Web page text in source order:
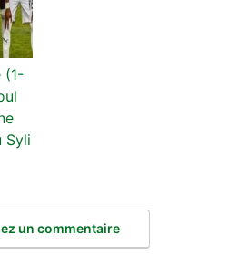
(1-
Syli
un commentaire